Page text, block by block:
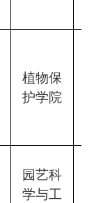
植物保
护学院
园艺科
学与工